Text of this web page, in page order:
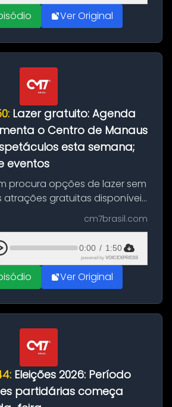
Ver Original
Lazer gratuito: Agenda
o Centro de Manaus
esta semana;
eventos
procura opções de lazer sem
atrações gratuitas disponíveis
feira (20) e quinta-feira
inclui uma exposição
das ...
cm7brasil.com
0:00 / 1:50
powered by VOICEXPRESS
Ver Original
Eleições 2026: Período
partidárias começa